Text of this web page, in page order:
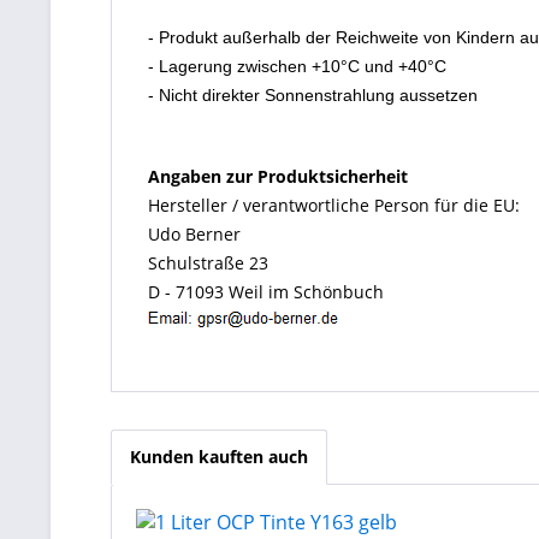
- Produkt außerhalb der Reichweite von Kindern
- Lagerung zwischen +10°C und +40°C
- Nicht direkter Sonnenstrahlung aussetzen
Angaben zur Produktsicherheit
Hersteller / verantwortliche Person für die EU:
Udo Berner
Schulstraße 23
D - 71093 Weil im Schönbuch
Kunden kauften auch